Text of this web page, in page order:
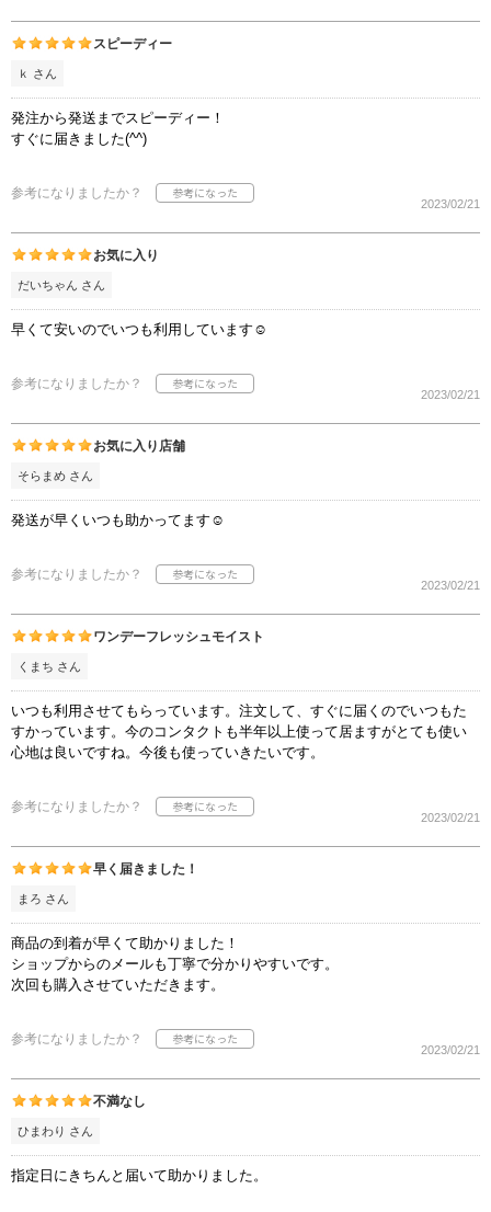
スピーディー
ｋ さん
発注から発送までスピーディー！
すぐに届きました(^^)
参考になりましたか？
2023/02/21
お気に入り
だいちゃん さん
早くて安いのでいつも利用しています☺︎
参考になりましたか？
2023/02/21
お気に入り店舗
そらまめ さん
発送が早くいつも助かってます☺︎
参考になりましたか？
2023/02/21
ワンデーフレッシュモイスト
くまち さん
いつも利用させてもらっています。注文して、すぐに届くのでいつもた
すかっています。今のコンタクトも半年以上使って居ますがとても使い
心地は良いですね。今後も使っていきたいです。
参考になりましたか？
2023/02/21
早く届きました！
まろ さん
商品の到着が早くて助かりました！
ショップからのメールも丁寧で分かりやすいです。
次回も購入させていただきます。
参考になりましたか？
2023/02/21
不満なし
ひまわり さん
指定日にきちんと届いて助かりました。